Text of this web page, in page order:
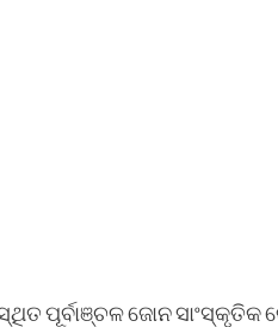
ପୂର୍ବାଞ୍ଚଳ ଜୋନ ସାଂସ୍କୃତିକ